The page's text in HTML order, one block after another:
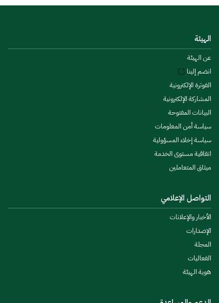
الهيئة
عن الهيئة
انضم إلينا
الفوترة الإلكترونية
المشاركة الإلكترونية
البيانات المفتوحة
سياسة أمن المعلومات
سياسة إخلاء المسؤولية
اتفاقية مستوى الخدمة
ميثاق المتعاملين
التواصل الإعلامي
الأخبار والإعلانات
الإصدارات
المجلة
الفعاليات
هوية الهيئة